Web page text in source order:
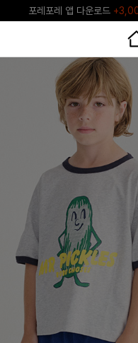
포레포레 앱 다운로드
♥그린포레♥ 포레포레 공식 리